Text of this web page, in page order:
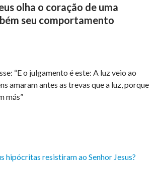
olha o coração de uma
seu comportamento
“E o julgamento é este: A luz veio ao
amaram antes as trevas que a luz, porque
más”
hipócritas resistiram ao Senhor Jesus?